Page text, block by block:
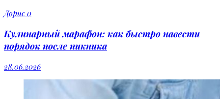
Дорис0
Кулинарный марафон: как быстро навести
порядок после пикника
28.06.2026